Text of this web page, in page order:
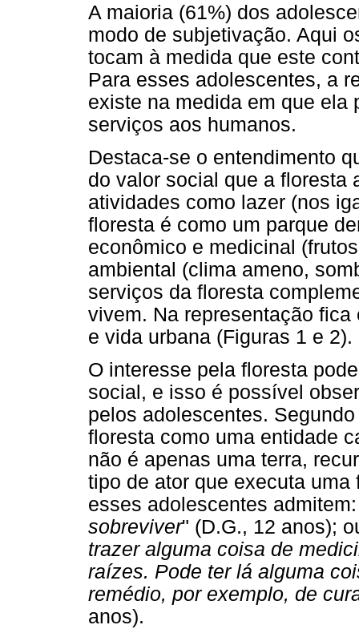
A maioria (61%) dos
modo de subjetivação. Aqui
tocam à medida que este
Para esses adolescentes, a
existe na medida em que ela
serviços aos humanos.
Destaca-se o entendimento
do valor social que a floresta
atividades como lazer (nos
floresta é como um parque
econômico e medicinal
ambiental (clima ameno,
serviços da floresta
vivem. Na representação
e vida urbana (Figuras 1 e 2).
O interesse pela floresta
social, e isso é possível
pelos adolescentes.
floresta como uma entidade
não é apenas uma terra,
tipo de ator que executa
esses adolescentes
sobreviver" (D.G., 12 anos);
trazer alguma coisa de
raízes. Pode ter lá alguma
remédio, por exemplo, de
anos).